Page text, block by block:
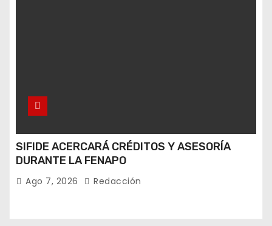
SIFIDE ACERCARÁ CRÉDITOS Y ASESORÍA
DURANTE LA FENAPO
Ago 7, 2026 Redacción